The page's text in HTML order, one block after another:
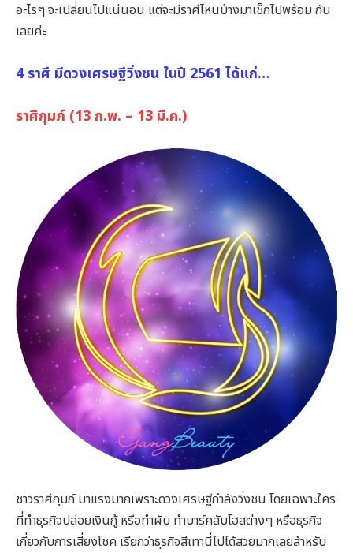
อะไรๆ จะเปลี่ยนไปแน่นอน แต่จะมีราศีไหนบ้างมาเช็กไปพร้อม กัน
เลยค่ะ
4 ราศี มีดวงเศรษฐีวิ่งชน ในปี 2561 ได้แก่…
ราศีกุมภ์ (13 ก.พ. – 13 มี.ค.)
ชาวราศีกุมภ์ มาแรงมากเพราะดวงเศรษฐีกำลังวิ่งชน โดยเฉพาะใคร
ที่ทำธุรกิจปล่อยเงินกู้ หรือทำผับ ทำบาร์คลับโฮสต่างๆ หรือธุรกิจ
เกี่ยวกับการเสี่ยงโชค เรียกว่าธุรกิจสีเทานี่ไปได้สวยมากเลยสำหรับ